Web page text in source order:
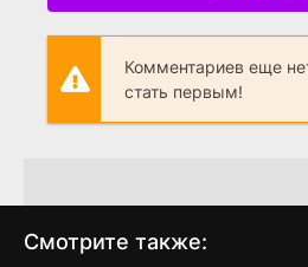
Комментариев еще
стать первым!
Смотрите также: